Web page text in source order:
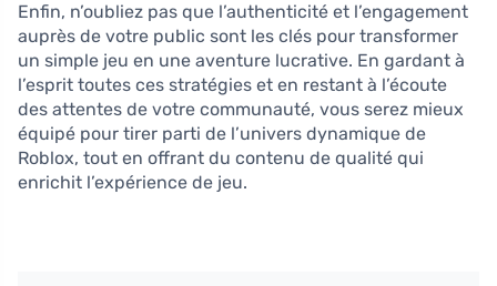
Enfin, n’oubliez pas que l’authenticité et l’engagement
auprès de votre public sont les clés pour transformer
un simple jeu en une aventure lucrative. En gardant à
l’esprit toutes ces stratégies et en restant à l’écoute
des attentes de votre communauté, vous serez mieux
équipé pour tirer parti de l’univers dynamique de
Roblox, tout en offrant du contenu de qualité qui
enrichit l’expérience de jeu.